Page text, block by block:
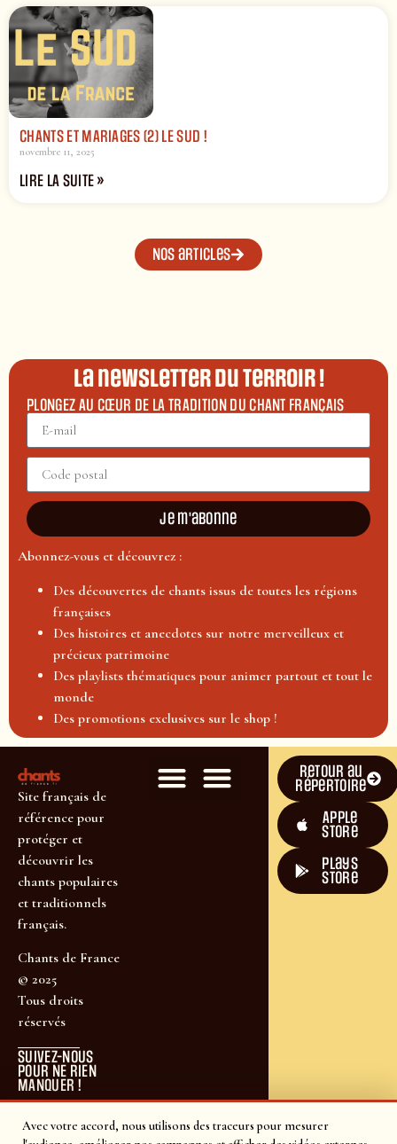
Avec votre accord, nous utilisons des traceurs pour mesurer
CHANTS ET MARIAGES (2) LE SUD !
novembre 11, 2025
LIRE LA SUITE »
Nos articles
La newsletter du terroir !
PLONGEZ AU CŒUR DE LA TRADITION DU CHANT FRANÇAIS
Je m'abonne
Abonnez-vous et découvrez :
Des découvertes de chants issus de toutes les régions
françaises
Des histoires et anecdotes sur notre merveilleux et
précieux patrimoine
Des playlists thématiques pour animer partout et tout le
monde
Des promotions exclusives sur le shop !
Site français de
référence pour
protéger et
découvrir les
chants populaires
et traditionnels
français.
Chants de France
© 2025
Tous droits
réservés
SUIVEZ-NOUS
POUR NE RIEN
MANQUER !
Retour au
répertoire
Apple
Store
plays
store